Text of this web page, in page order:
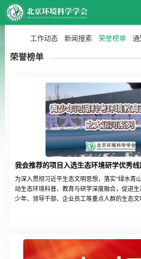
工作动态 新闻搜索 荣誉榜单 通
荣誉榜单
我会推荐的项目入选生态环境研学优秀
为深入贯彻习近平生态文明思想，落实“绿水青
动生态环境科普、教育与研学深度融合，促进
少年、领导干部、企业员工等重点人群的生态
集工作。在2025年2月14日公告的名单中，我